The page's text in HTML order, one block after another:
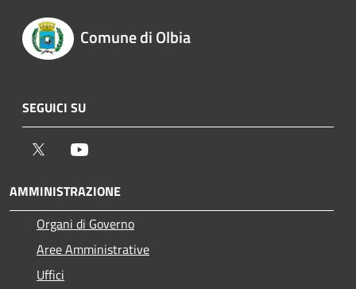
Comune di Olbia
SEGUICI SU
Twitter
AMMINISTRAZIONE
Organi di Governo
Aree Amministrative
Uffici